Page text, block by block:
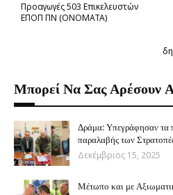
Προαγωγές 503 Επικελευστών
ΕΠΟΠ ΠΝ (ONOMATA)
Μπορεί Να Σας Αρέσουν
Δράμα: Υπεγράφησαν τα
παραλαβής των
Δεκέμβριος 15, 2025
Μέτωπο και με